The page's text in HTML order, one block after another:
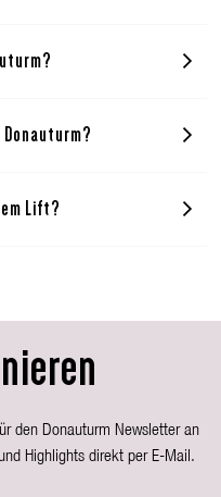
Lift?
den Donauturm Newsletter an
Highlights direkt per E-Mail.